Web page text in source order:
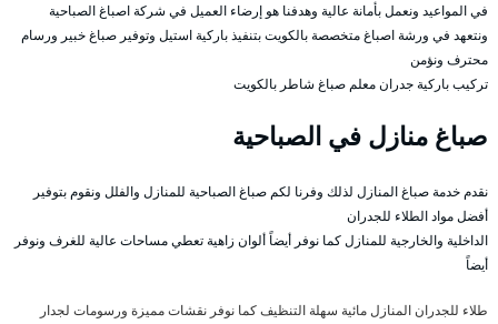
في المواعيد ونعمل بأمانة عالية وهدفنا هو إرضاء العميل في شركة اصباغ الصباحية
ونتعهد في ورشة اصباغ متخصصة بالكويت بتنفيذ باركية استيل وتوفير صباغ خبير ورسام
محترف ونؤمن
تركيب باركية جدران معلم صباغ شاطر بالكويت
صباغ منازل في الصباحية
نقدم خدمة صباغ المنازل لذلك وفرنا لكم صباغ الصباحية للمنازل والفلل ونقوم بتوفير
أفضل مواد الطلاء للجدران
الداخلية والخارجية للمنازل كما نوفر أيضاً ألوان زاهية تعطي مساحات عالية للغرف ونوفر
أيضاً
طلاء للجدران المنازل مائية سهلة التنظيف كما نوفر نقشات مميزة ورسومات لجدار